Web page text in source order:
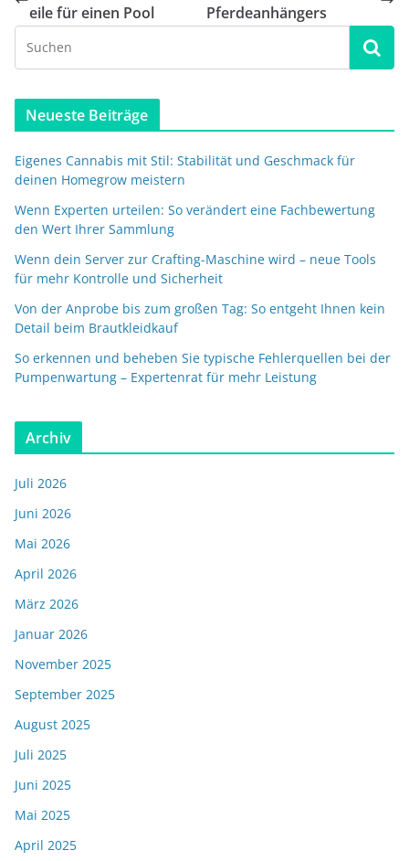
eile für einen Pool
Pferdeanhängers
Neueste Beiträge
Eigenes Cannabis mit Stil: Stabilität und Geschmack für
deinen Homegrow meistern
Wenn Experten urteilen: So verändert eine Fachbewertung
den Wert Ihrer Sammlung
Wenn dein Server zur Crafting-Maschine wird – neue Tools
für mehr Kontrolle und Sicherheit
Von der Anprobe bis zum großen Tag: So entgeht Ihnen kein
Detail beim Brautkleidkauf
So erkennen und beheben Sie typische Fehlerquellen bei der
Pumpenwartung – Expertenrat für mehr Leistung
Archiv
Juli 2026
Juni 2026
Mai 2026
April 2026
März 2026
Januar 2026
November 2025
September 2025
August 2025
Juli 2025
Juni 2025
Mai 2025
April 2025